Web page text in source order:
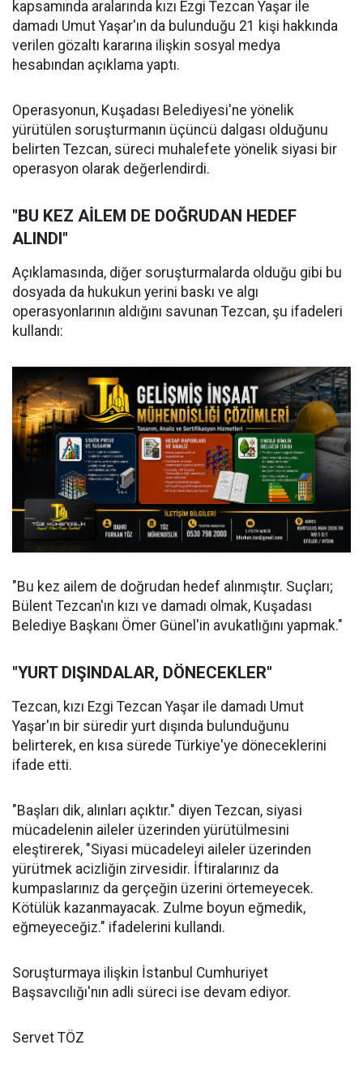
kapsamında aralarında kızı Ezgi Tezcan Yaşar ile
damadı Umut Yaşar'ın da bulunduğu 21 kişi hakkında
verilen gözaltı kararına ilişkin sosyal medya
hesabından açıklama yaptı.
Operasyonun, Kuşadası Belediyesi'ne yönelik
yürütülen soruşturmanın üçüncü dalgası olduğunu
belirten Tezcan, süreci muhalefete yönelik siyasi bir
operasyon olarak değerlendirdi.
"BU KEZ AİLEM DE DOĞRUDAN HEDEF
ALINDI"
Açıklamasında, diğer soruşturmalarda olduğu gibi bu
dosyada da hukukun yerini baskı ve algı
operasyonlarının aldığını savunan Tezcan, şu ifadeleri
kullandı:
"Bu kez ailem de doğrudan hedef alınmıştır. Suçları;
Bülent Tezcan'ın kızı ve damadı olmak, Kuşadası
Belediye Başkanı Ömer Günel'in avukatlığını yapmak."
"YURT DIŞINDALAR, DÖNECEKLER"
Tezcan, kızı Ezgi Tezcan Yaşar ile damadı Umut
Yaşar'ın bir süredir yurt dışında bulunduğunu
belirterek, en kısa sürede Türkiye'ye döneceklerini
ifade etti.
"Başları dik, alınları açıktır." diyen Tezcan, siyasi
mücadelenin aileler üzerinden yürütülmesini
eleştirerek, "Siyasi mücadeleyi aileler üzerinden
yürütmek acizliğin zirvesidir. İftiralarınız da
kumpaslarınız da gerçeğin üzerini örtemeyecek.
Kötülük kazanmayacak. Zulme boyun eğmedik,
eğmeyeceğiz." ifadelerini kullandı.
Soruşturmaya ilişkin İstanbul Cumhuriyet
Başsavcılığı'nın adli süreci ise devam ediyor.
Servet TÖZ